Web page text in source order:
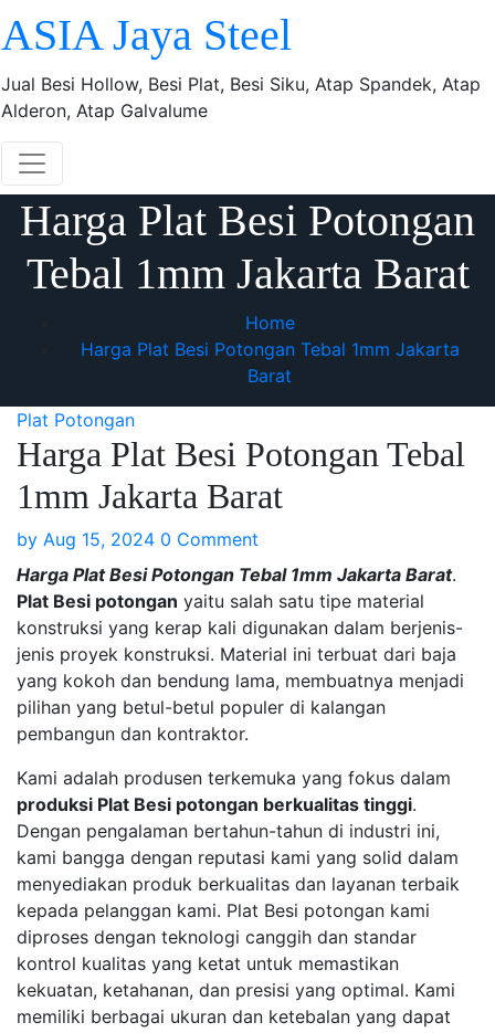
to
ASIA Jaya Steel
Jual Besi Hollow, Besi Plat, Besi Siku, Atap Spandek, Atap
Alderon, Atap Galvalume
Harga Plat Besi Potongan
Tebal 1mm Jakarta Barat
Home
Harga Plat Besi Potongan Tebal 1mm Jakarta
Barat
Plat Potongan
Harga Plat Besi Potongan Tebal
1mm Jakarta Barat
by Aug 15, 2024 0 Comment
Harga Plat Besi Potongan Tebal 1mm Jakarta Barat.
Plat Besi potongan yaitu salah satu tipe material
konstruksi yang kerap kali digunakan dalam berjenis-
jenis proyek konstruksi. Material ini terbuat dari baja
yang kokoh dan bendung lama, membuatnya menjadi
pilihan yang betul-betul populer di kalangan
pembangun dan kontraktor.
Kami adalah produsen terkemuka yang fokus dalam
produksi Plat Besi potongan berkualitas tinggi.
Dengan pengalaman bertahun-tahun di industri ini,
kami bangga dengan reputasi kami yang solid dalam
menyediakan produk berkualitas dan layanan terbaik
kepada pelanggan kami. Plat Besi potongan kami
diproses dengan teknologi canggih dan standar
kontrol kualitas yang ketat untuk memastikan
kekuatan, ketahanan, dan presisi yang optimal. Kami
memiliki berbagai ukuran dan ketebalan yang dapat